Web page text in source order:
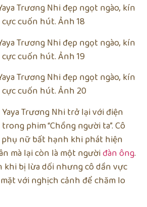
Trương Nhi trở lại với điện
phim “Chồng người ta”. Cô
nữ bất hạnh khi phát hiện
mà lại còn là một ngườiđàn ông.
khi bị lừa dối nhưng cô dần vực
với nghịch cảnh để chăm lo